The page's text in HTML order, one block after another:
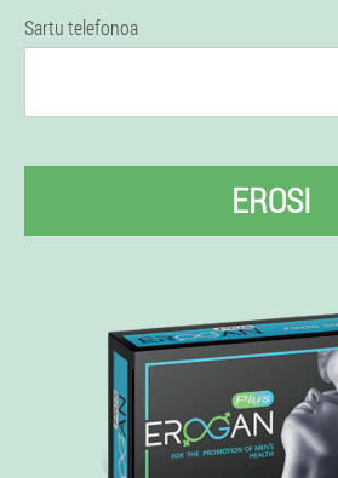
Sartu telefonoa
EROSI